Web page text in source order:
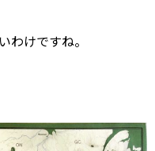
わけですね。